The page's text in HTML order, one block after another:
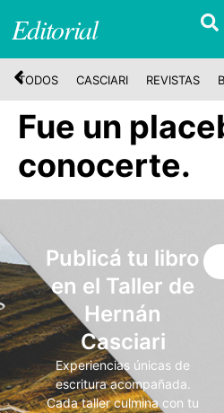
Editorial
TODOS CASCIARI REVISTAS
Fue un
conocerte.
Publicá tu libro
en el Taller de
Hernán
Casciari
Experiencias únicas de
escritura acompañada.
Cada taller culmina con tu